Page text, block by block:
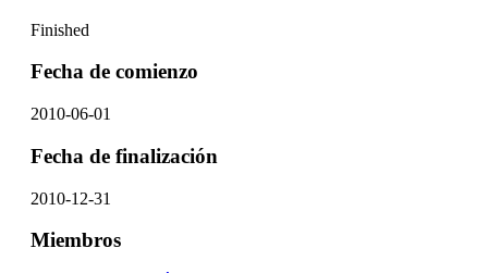
Finished
Fecha de comienzo
2010-06-01
Fecha de finalización
2010-12-31
Miembros